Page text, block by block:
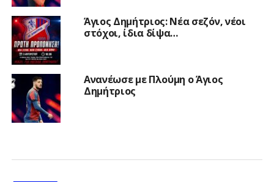
Άγιος Δημήτριος: Νέα σεζόν, νέοι
στόχοι, ίδια δίψα…
Ανανέωσε με Πλούμη ο Άγιος
Δημήτριος